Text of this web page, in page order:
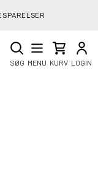
RETUR
SØG MENU KURV LOGIN